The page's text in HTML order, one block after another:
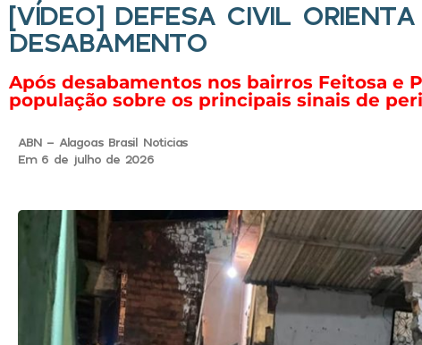
[VÍDEO] DEFESA CIVIL
DESABAMENTO
Após desabamentos nos bairros Feitosa e
população sobre os principais sinais de
ABN - Alagoas Brasil Noticias
Em 6 de julho de 2026